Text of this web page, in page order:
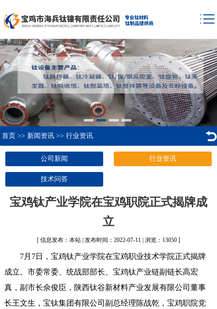
首页 >> 新闻资讯 >> 行业资讯
公司新闻 行业资讯
技术问答
宝鸡钛产业学院在宝鸡职院正式揭牌成
立
[ 信息发布：本站 | 发布时间：2022-07-11 | 浏览：13050 ]
7月7日，宝鸡钛产业学院在宝鸡职业技术学院正式揭牌
成立。市委常委、统战部部长、宝鸡钛产业链副链长高宏
真，副市长佘俊臣，陕西钛谷新材料产业发展有限公司董事
长王文生，宝钛集团有限公司副总经理陈战乾，宝鸡职院党